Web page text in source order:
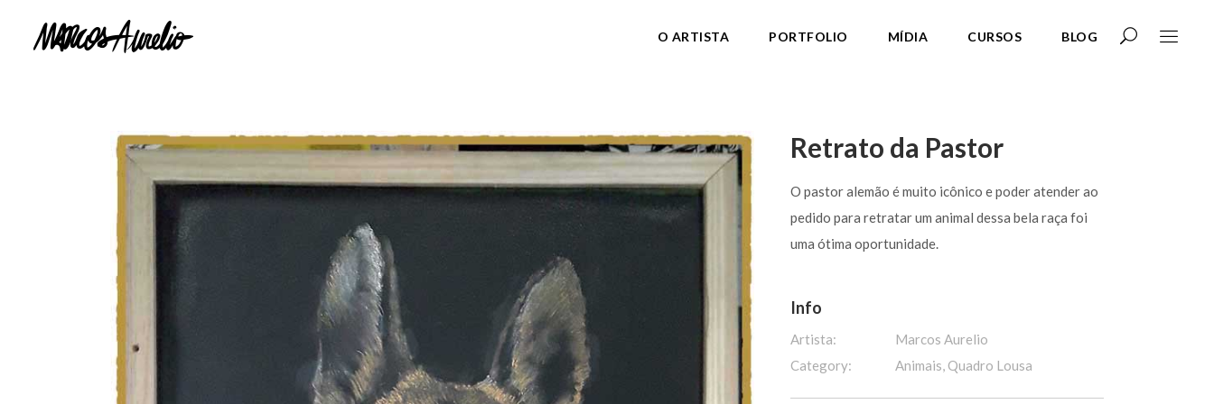
O ARTISTA PORTFOLIO MÍDIA CURSOS BLOG
Retrato da Pastor
O pastor alemão é muito icônico e poder atender ao
pedido para retratar um animal dessa bela raça foi
uma ótima oportunidade.
Info
Artista:
Marcos Aurelio
Category:
Animais, Quadro Lousa